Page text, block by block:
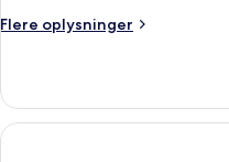
Flere oplysninger
Flere
værelse